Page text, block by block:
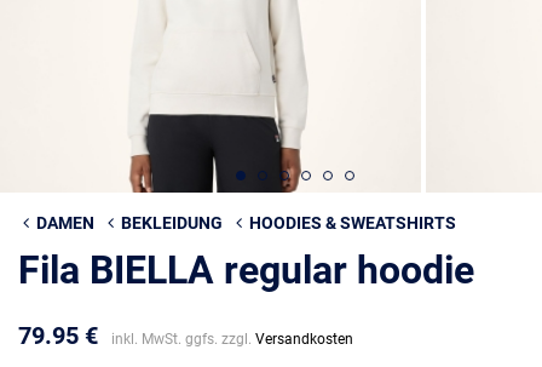
DAMEN BEKLEIDUNG HOODIES & SWEATSHIRTS
Fila BIELLA regular hoodie
79.95 € inkl. MwSt. ggfs. zzgl. Versandkosten